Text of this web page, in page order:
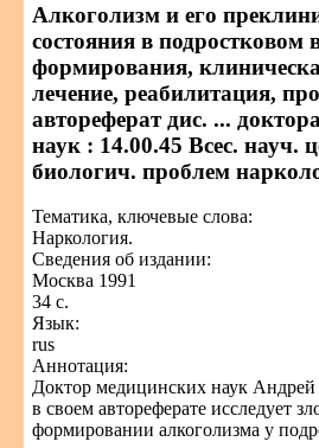
Алкоголизм и его
состояния в подростковом
формирования,
лечение, реабилитация,
автореферат дис. ...
наук : 14.00.45 Всес. науч.
биологич. проблем
Тематика, ключевые слова:
Наркология.
Сведения об издании:
Москва 1991
34 с.
Язык:
rus
Аннотация:
Доктор медицинских наук
в своем автореферате исследует
формировании алкоголизма у